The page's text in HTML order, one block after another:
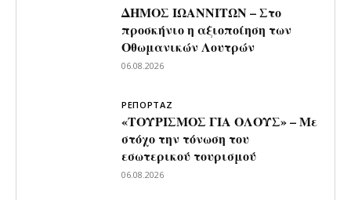
ΔΗΜΟΣ ΙΩΑΝΝΙΤΩΝ – Στο
προσκήνιο η αξιοποίηση των
Οθωμανικών Λουτρών
06.08.2026
ΡΕΠΟΡΤΑΖ
«ΤΟΥΡΙΣΜΟΣ ΓΙΑ ΟΛΟΥΣ» – Με
στόχο την τόνωση του
εσωτερικού τουρισμού
06.08.2026